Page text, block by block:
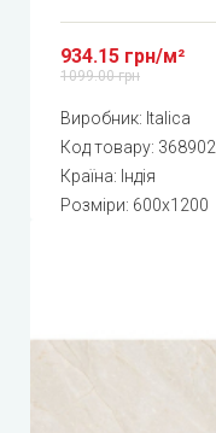
934.15 грн/м²
1099.00 грн
Виробник: Italica
Код товару: 368902
Країна: Індія
Розміри: 600x1200